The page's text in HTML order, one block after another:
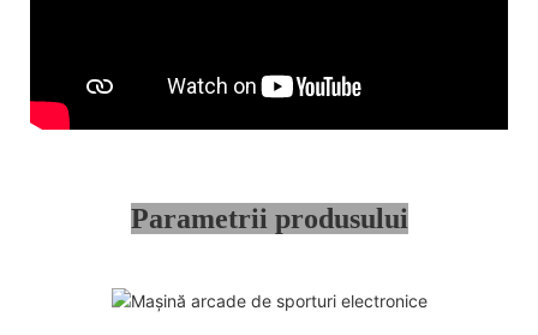
Parametrii produsului